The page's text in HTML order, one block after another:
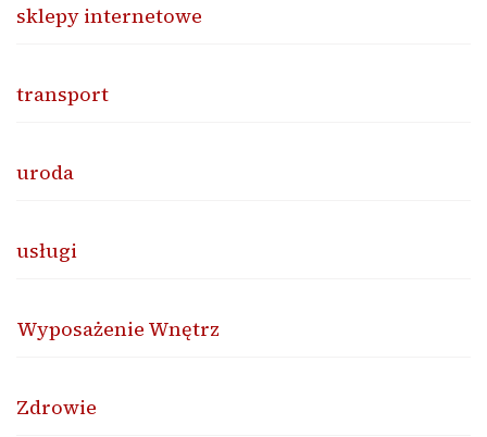
sklepy internetowe
transport
uroda
usługi
Wyposażenie Wnętrz
Zdrowie